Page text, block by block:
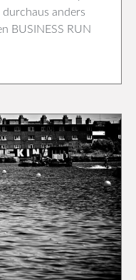
anders
BUSINESS RUN